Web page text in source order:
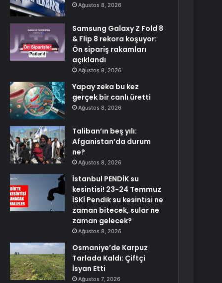
Ağustos 8, 2026
Samsung Galaxy Z Fold 8
& Flip 8 rekora koşuyor:
Ön sipariş rakamları
açıklandı
Ağustos 8, 2026
Yapay zeka bu kez
gerçek bir canlı üretti
Ağustos 8, 2026
Taliban’ın beş yılı:
Afganistan’da durum
ne?
Ağustos 8, 2026
İstanbul PENDİK su
kesintisi! 23-24 Temmuz
İSKİ Pendik su kesintisi ne
zaman bitecek, sular ne
zaman gelecek?
Ağustos 8, 2026
Osmaniye’de Karpuz
Tarlada Kaldı: Çiftçi
İsyan Etti
Ağustos 7, 2026